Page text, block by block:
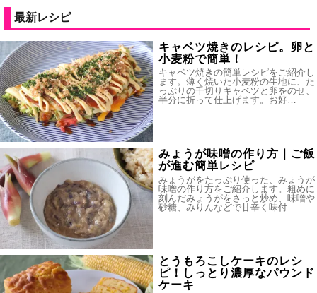
最新レシピ
キャベツ焼きのレシピ。卵と
小麦粉で簡単！
キャベツ焼きの簡単レシピをご紹介し
ます。薄く焼いた小麦粉の生地に、た
っぷりの千切りキャベツと卵をのせ、
半分に折って仕上げます。お好…
みょうが味噌の作り方｜ご飯
が進む簡単レシピ
みょうがをたっぷり使った、みょうが
味噌の作り方をご紹介します。粗めに
刻んだみょうがをさっと炒め、味噌や
砂糖、みりんなどで甘辛く味付…
とうもろこしケーキのレシ
ピ！しっとり濃厚なパウンド
ケーキ